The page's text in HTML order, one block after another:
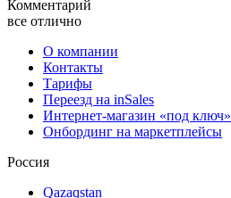
Комментарий
все отлично
О компании
Контакты
Тарифы
Переезд на inSales
Интернет-магазин «под ключ»
Онбординг на маркетплейсы
Россия
Qazaqstan